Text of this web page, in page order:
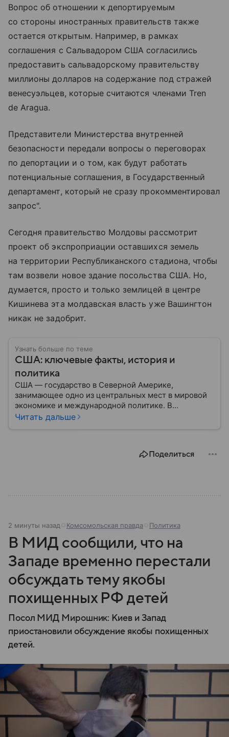
Вопрос об отношении к депортируемым
со стороны иностранных правительств также
остается открытым. Например, в рамках
соглашения с Сальвадором США согласились
предоставить сальвадорскому правительству
миллионы долларов на содержание под стражей
венесуэльцев, которые считаются членами Tren
de Aragua.
Представители Министерства внутренней
безопасности передали вопросы о переговорах
по депортации и о том, как будут работать
потенциальные соглашения, в Государственный
департамент, который не сразу прокомментировал
запрос".
Сегодня правительство Молдовы рассмотрит
проект об экспроприации оставшихся земель
на территории Республиканского стадиона, чтобы
там возвели новое здание посольства США. Но,
думается, просто и только землицей в центре
Кишинева эта молдавская власть уже Вашингтон
никак не задобрит.
Узнать больше по теме
США: ключевые факты, история и
политика
США — государство в Северной Америке,
занимающее одно из центральных мест в мировой
экономике и международной политике. В
материале — основные сведения об этой стране.
Читать дальше
Поделиться
2 минуты назад Комсомольская правда Политика
В МИД сообщили, что на
Западе временно перестали
обсуждать тему якобы
похищенных РФ детей
Посол МИД Мирошник: Киев и Запад
приостановили обсуждение якобы похищенных
детей.